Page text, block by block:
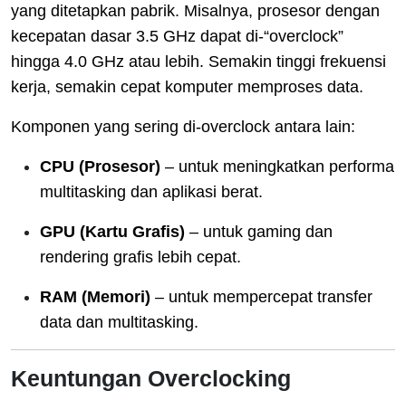
yang ditetapkan pabrik. Misalnya, prosesor dengan
kecepatan dasar 3.5 GHz dapat di-“overclock”
hingga 4.0 GHz atau lebih. Semakin tinggi frekuensi
kerja, semakin cepat komputer memproses data.
Komponen yang sering di-overclock antara lain:
CPU (Prosesor) – untuk meningkatkan performa
multitasking dan aplikasi berat.
GPU (Kartu Grafis) – untuk gaming dan
rendering grafis lebih cepat.
RAM (Memori) – untuk mempercepat transfer
data dan multitasking.
Keuntungan Overclocking